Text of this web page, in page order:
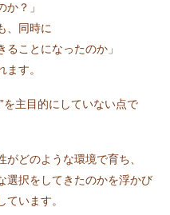
？」
、同時に
ることになったのか」
す。
を主目的にしていない点で
どのような環境で育ち、
選択をしてきたのかを浮かび
ています。